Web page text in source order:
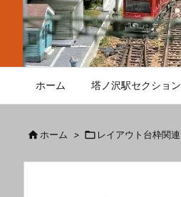
ホーム 塔ノ沢駅セクション
 ホーム >  レイアウト台枠関連